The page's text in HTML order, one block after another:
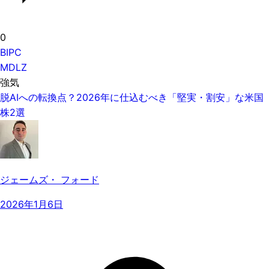
0
BIPC
MDLZ
強気
脱AIへの転換点？2026年に仕込むべき「堅実・割安」な米国
株2選
ジェームズ・ フォード
2026年1月6日